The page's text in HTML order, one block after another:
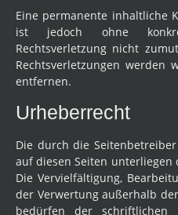
Eine permanente inhaltliche
ist jedoch ohne
Rechtsverletzung nicht
Rechtsverletzungen werden
entfernen.
Urheberrecht
Die durch die
auf diesen Seiten
Die Vervielfältigung,
der Verwertung außerhalb
bedürfen der schriftlichen